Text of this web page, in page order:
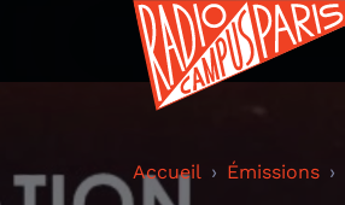
Accueil Émissions